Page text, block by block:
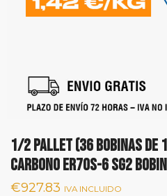
1/2 pallet (36 bobinas de
carbono ER70S-6 SG2
€927.83 IVA INCLUIDO